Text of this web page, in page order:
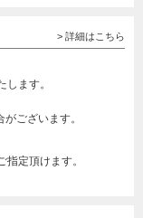
> 詳細はこちら
ます。
ございます。
定頂けます。